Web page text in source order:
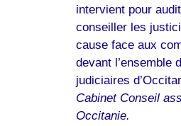
intervient pour
conseiller les
cause face aux
devant l’ensemble
judiciaires
Cabinet Conseil
Occitanie.